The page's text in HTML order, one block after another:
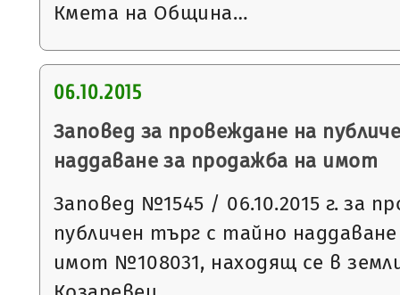
Кмета на Община…
06.10.2015
Заповед за провеждане на
наддаване за продажба на имот
Заповед №1545 / 06.10.2015 г. за
публичен търг с тайно
имот №108031, находящ се в